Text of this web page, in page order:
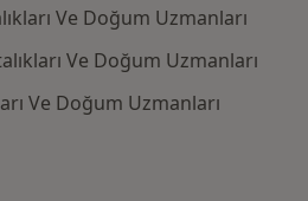
Ve Doğum Uzmanları
Ve Doğum Uzmanları
Ve Doğum Uzmanları